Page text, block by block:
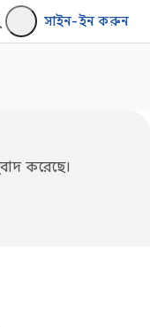
সাইন-ইন করুন
করেছে।